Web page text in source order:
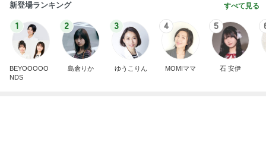
新登場ランキング すべて見る
1
BEYOOOOO
NDS
2
島倉りか
3
ゆうこりん
4
MOMIママ
5
石 安伊